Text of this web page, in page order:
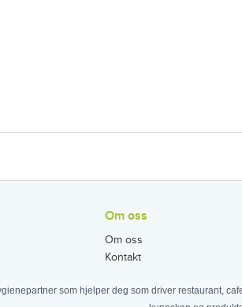
Om oss
Om oss
Kontakt
som hjelper deg som driver restaurant,